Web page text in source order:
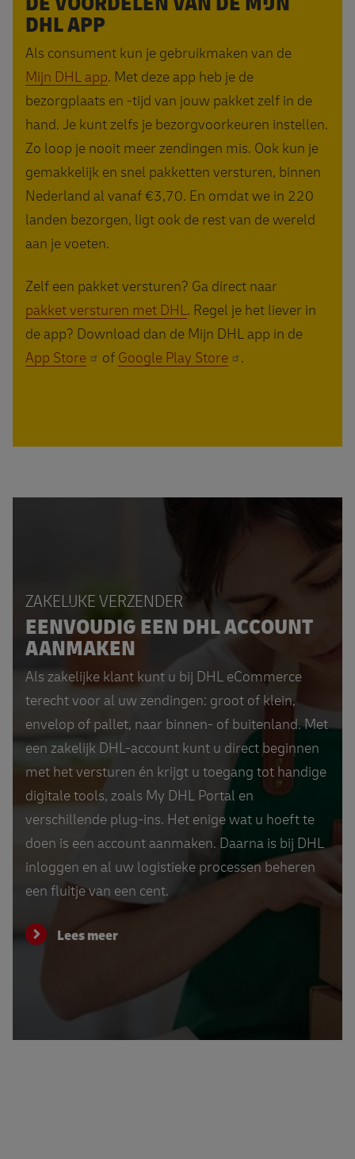
DHL APP
Als consument kun je gebruikmaken van de
Mijn DHL app. Met deze app heb je de
bezorgplaats en -tijd van jouw pakket zelf in de
hand. Je kunt zelfs je bezorgvoorkeuren instellen.
Zo loop je nooit meer zendingen mis. Ook kun je
gemakkelijk en snel pakketten versturen, binnen
Nederland al vanaf €3,70. En omdat we in 220
landen bezorgen, ligt ook de rest van de wereld
aan je voeten.
Zelf een pakket versturen? Ga direct naar
pakket versturen met DHL. Regel je het liever in
de app? Download dan de Mijn DHL app in de
App Store
of Google Play Store .
ZAKELIJKE VERZENDER
EENVOUDIG EEN DHL ACCOUNT
AANMAKEN
Als zakelijke klant kunt u bij DHL eCommerce
terecht voor al uw zendingen: groot of klein,
envelop of pallet, naar binnen- of buitenland. Met
een zakelijk DHL-account kunt u direct beginnen
met het versturen én krijgt u toegang tot handige
digitale tools, zoals My DHL Portal en
verschillende plug-ins. Het enige wat u hoeft te
doen is een account aanmaken. Daarna is bij DHL
inloggen en al uw logistieke processen beheren
een fluitje van een cent.
Lees meer